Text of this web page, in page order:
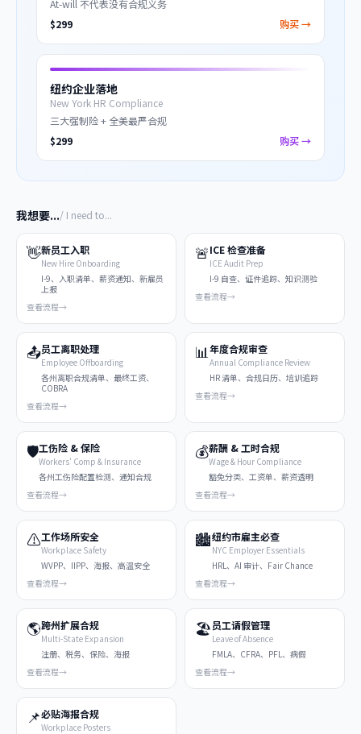
At-will 不代表没有合规义务
$299 购买 →
纽约企业落地
New York HR Compliance
三大强制险 + 全美最严合规
$299 购买 →
我想要.../ I need to...
👋新员工入职
New Hire Onboarding
I-9、入职清单、薪资通知、新雇员
上报
查看流程→
🚨ICE 检查准备
ICE Audit Prep
I-9 自查、证件追踪、知识测验
查看流程→
📤员工离职处理
Employee Offboarding
各州离职合规清单、最终工资、
COBRA
查看流程→
📊 年度合规审查
Annual Compliance Review
HR 清单、合规日历、培训追踪
查看流程→
🛡️工伤险 & 保险
Workers' Comp & Insurance
各州工伤险配置检测、通知合规
查看流程→
💰薪酬 & 工时合规
Wage & Hour Compliance
豁免分类、工资单、薪资透明
查看流程→
⚠️工作场所安全
Workplace Safety
WVPP、IIPP、海报、高温安全
查看流程→
🏙️纽约市雇主必查
NYC Employer Essentials
HRL、AI 审计、Fair Chance
查看流程→
🌎跨州扩展合规
Multi-State Expansion
注册、税务、保险、海报
查看流程→
🏖️员工请假管理
Leave of Absence
FMLA、CFRA、PFL、病假
查看流程→
📌必贴海报合规
Workplace Posters